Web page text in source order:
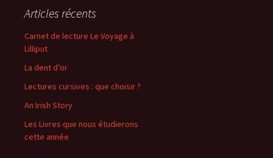
r
c
h
r
Articles récents
Carnet de lecture Le Voyage à
Lilliput
La dent d’or
Lectures cursives : que choisir ?
An Irish Story
Les Livres que nous étudierons
cette année